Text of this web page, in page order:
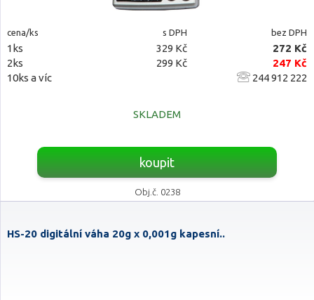
cena/ks s DPH bez DPH
1ks 329 Kč
272 Kč
2ks
299 Kč
247 Kč
10ks a víc
244 912 222
SKLADEM
koupit
Obj.č. 0238
HS-20 digitální váha 20g x 0,001g kapesní..